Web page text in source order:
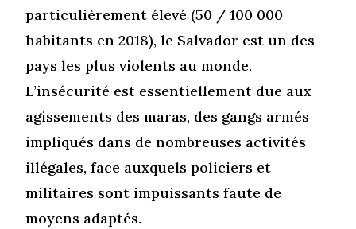
particulièrement élevé (50 / 100 000
habitants en 2018), le Salvador est un des
pays les plus violents au monde.
L’insécurité est essentiellement due aux
agissements des maras, des gangs armés
impliqués dans de nombreuses activités
illégales, face auxquels policiers et
militaires sont impuissants faute de
moyens adaptés.